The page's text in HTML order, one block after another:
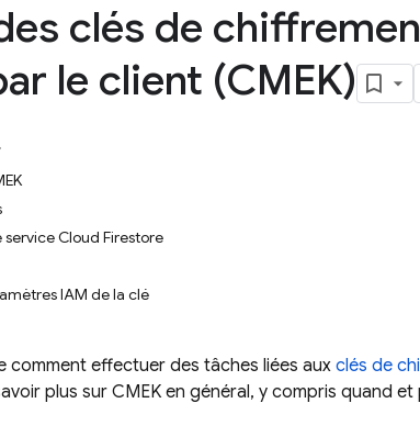
clés de
le client (CMEK)
service Cloud Firestore
IAM de la clé
comment effectuer des tâches liées aux clés de
plus sur CMEK en général, y compris quand